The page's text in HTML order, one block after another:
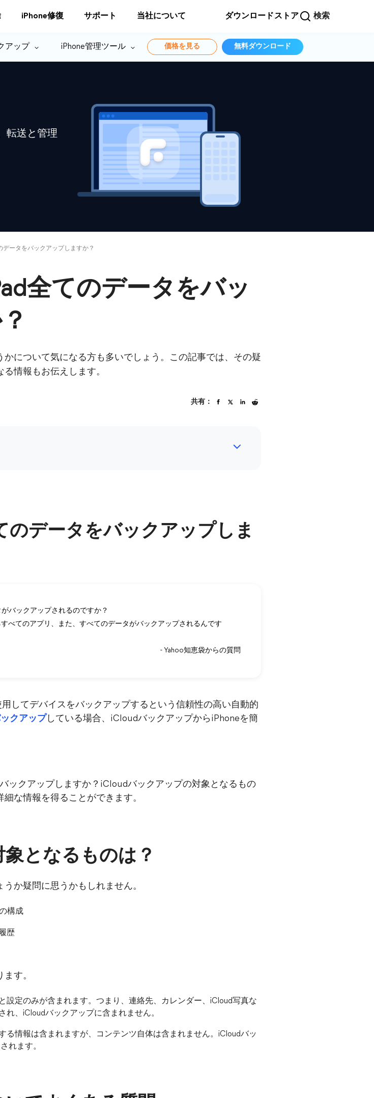
iPhone修復 サポート 当社について ダウンロード ストア 検索
アップ iPhone管理ツール 価格を見る 無料ダウンロード
転送と管理
データをバックアップしますか？
全てのデータをバッ
について気になる方も多いでしょう。この記事では、その疑
情報もお伝えします。
共有：
のデータをバックアップしま
バックアップされるのですか？
べてのアプリ、また、すべてのデータがバックアップされるんです
- Yahoo知恵袋からの質問
してデバイスをバックアップするという信頼性の高い自動的
クアップしている場合、iCloudバックアップからiPhoneを簡
ックアップしますか？iCloudバックアップの対象となるもの
な情報を得ることができます。
となるものは？
か疑問に思うかもしれません。
構成
歴
す。
設定のみが含まれます。つまり、連絡先、カレンダー、iCloud写真な
、iCloudバックアップに含まれません。
る情報は含まれますが、コンテンツ自体は含まれません。iCloudバッ
れます。